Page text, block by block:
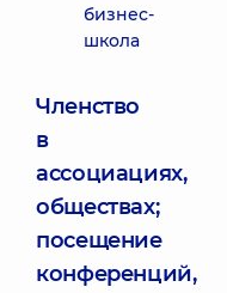
бизнес-
школа
Членство
в
ассоциациях,
обществах;
посещение
конференций,